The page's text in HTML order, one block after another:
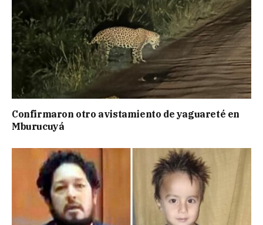
Confirmaron otro avistamiento de yaguareté en
Mburucuyá